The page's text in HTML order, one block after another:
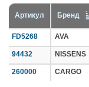
Артикул Бренд
FD5268 AVA
94432 NISSENS
260000 CARGO